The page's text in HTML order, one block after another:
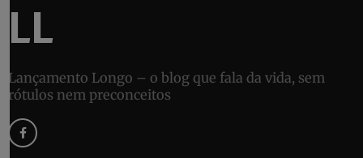
LL
Lançamento Longo – o blog que fala da vida, sem
rótulos nem preconceitos
a
c
e